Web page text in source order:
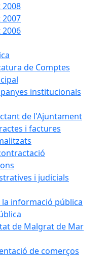
de Comptes
institucionals
de l'Ajuntament
i factures
i judicials
la informació pública
de Malgrat de Mar
de comerços